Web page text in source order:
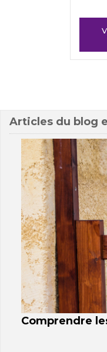
Articles du blog
Comprendre